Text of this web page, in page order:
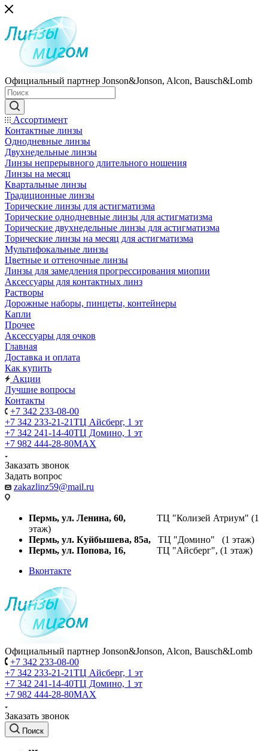
Официальный партнер Jonson&Jonson, Alcon, Bausch&Lomb
Ассортимент
Контактные линзы
Однодневные линзы
Двухнедельные линзы
Линзы непрерывного длительного ношения
Линзы на месяц
Квартальные линзы
Традиционные линзы
Торические линзы для астигматизма
Торические однодневные линзы для астигматизма
Торические двухнедельные линзы для астигматизма
Торические линзы на месяц для астигматизма
Мультифокальные линзы
Цветные и оттеночные линзы
Линзы для замедления прогрессирования миопии
Аксессуары для контактных линз
Растворы
Дорожные наборы, пинцеты, контейнеры
Капли
Прочее
Аксессуары для очков
Главная
Доставка и оплата
Как купить
Акции
Лучшие вопросы
Контакты
+7 342 233-08-00
+7 342 233-21-21ТЦ Айсберг, 1 эт
+7 342 241-14-40ТЦ Домино, 1 эт
+7 982 444-28-80MAX
Заказать звонок
Задать вопрос
zakazlinz59@mail.ru
Пермь, ул. Ленина, 60, ТЦ "Колизей Атриум" (1
этаж)
Пермь, ул. Куйбышева, 85а, ТЦ "Домино" (1 этаж)
Пермь, ул. Попова, 16, ТЦ "Айсберг", (1 этаж)
Вконтакте
Официальный партнер Jonson&Jonson, Alcon, Bausch&Lomb
+7 342 233-08-00
+7 342 233-21-21ТЦ Айсберг, 1 эт
+7 342 241-14-40ТЦ Домино, 1 эт
+7 982 444-28-80MAX
Заказать звонок
Поиск